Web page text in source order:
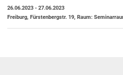
26.06.2023 - 27.06.2023
Freiburg, Fürstenbergstr. 19, Raum: